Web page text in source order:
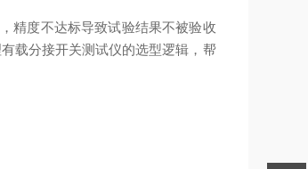
精度不达标导致试验结果不被验收
载分接开关测试仪的选型逻辑，帮